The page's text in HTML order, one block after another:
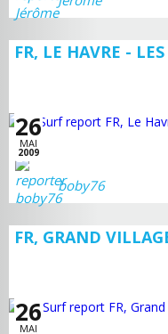
FR, LE HAVRE -
26
MAI
2009
boby76
FR, GRAND
26
MAI